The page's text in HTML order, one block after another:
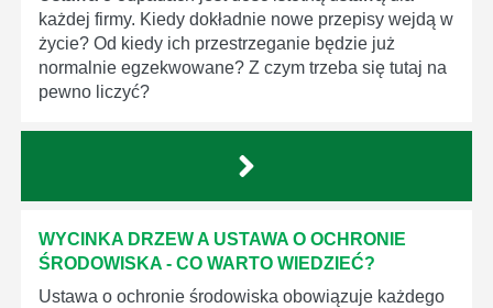
każdej firmy. Kiedy dokładnie nowe przepisy wejdą w
życie? Od kiedy ich przestrzeganie będzie już
normalnie egzekwowane? Z czym trzeba się tutaj na
pewno liczyć?
WYCINKA DRZEW A USTAWA O OCHRONIE
ŚRODOWISKA - CO WARTO WIEDZIEĆ?
Ustawa o ochronie środowiska obowiązuje każdego